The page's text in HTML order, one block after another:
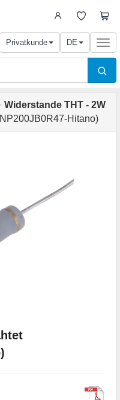
Privatkunde DE
Widerstande THT - 2W
Hitano)